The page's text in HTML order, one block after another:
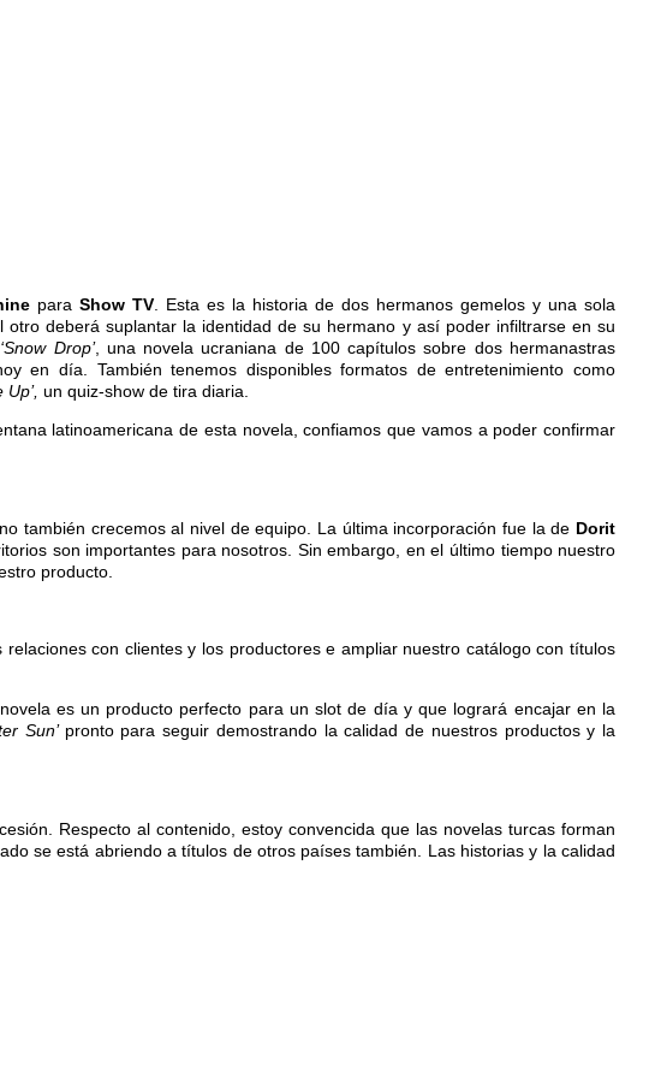
paraShow TV . Esta es la historia de dos hermanos gemelos y una sola
deberá suplantar la identidad de su hermano y así poder infiltrarse en su
‘Snow Drop’, una novela ucraniana de 100 capítulos sobre dos hermanastras
en día. También tenemos disponibles formatos de entretenimiento como
Up’, un quiz-show de tira diaria.
latinoamericana de esta novela, confiamos que vamos a poder confirmar
también crecemos al nivel de equipo. La última incorporación fue la de Dorit
son importantes para nosotros. Sin embargo, en el último tiempo nuestro
producto.
con clientes y los productores e ampliar nuestro catálogo con títulos
es un producto perfecto para un slot de día y que logrará encajar en la
Sun’ pronto para seguir demostrando la calidad de nuestros productos y la
Respecto al contenido, estoy convencida que las novelas turcas forman
se está abriendo a títulos de otros países también. Las historias y la calidad